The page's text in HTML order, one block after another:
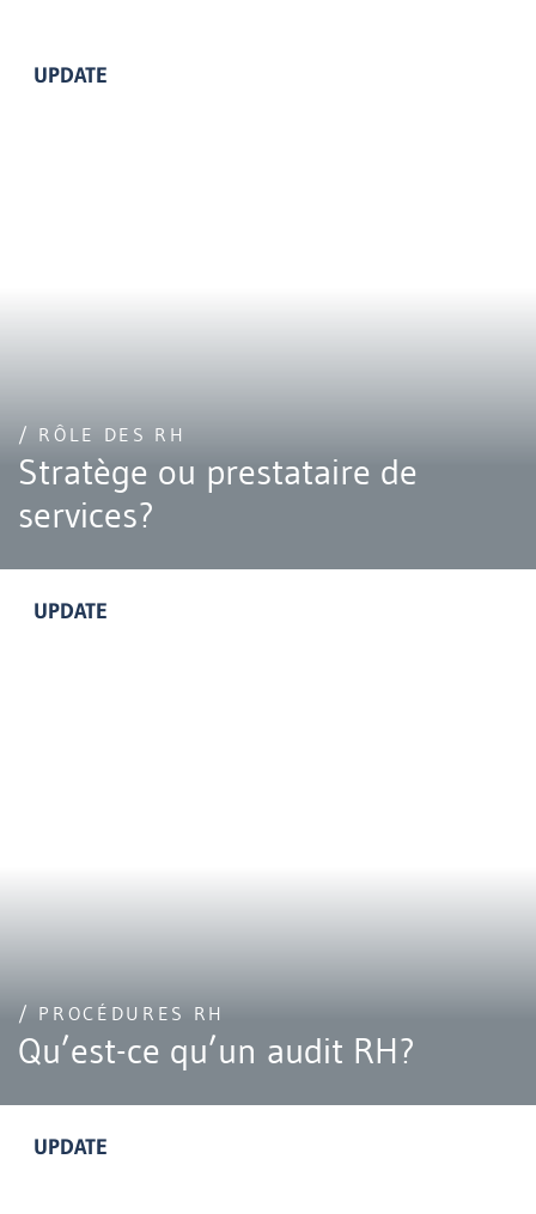
UPDATE
/ RÔLE DES RH
Stratège ou prestataire de
services?
UPDATE
/ PROCÉDURES RH
Qu’est-ce qu’un audit RH?
UPDATE